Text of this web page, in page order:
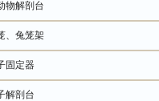
物解剖台
、兔笼架
固定器
解剖台